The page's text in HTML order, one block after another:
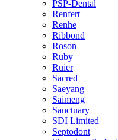
PSP-Dental
Renfert
Renhe
Ribbond
Roson
Ruby
Ruier
Sacred
Saeyang
Saimeng
Sanctuary
SDI Limited
Septodont